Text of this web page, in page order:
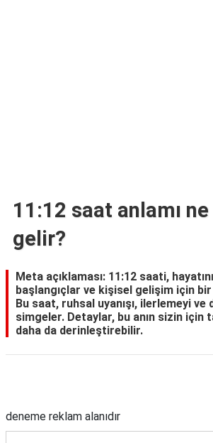
11:12 saat anlamı
gelir?
Meta açıklaması: 11:12 saati,
başlangıçlar ve kişisel gelişim için
Bu saat, ruhsal uyanışı, ilerlemeyi ve
simgeler. Detaylar, bu anın sizin için
daha da derinleştirebilir.
deneme reklam alanıdır